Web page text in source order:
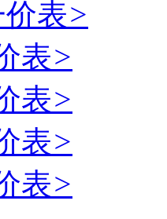
表>
表>
表>
表>
表>